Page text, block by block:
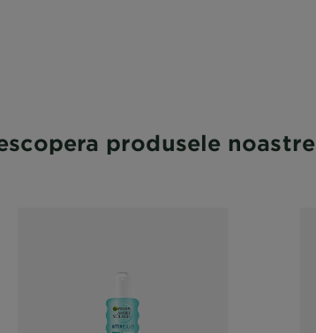
produsele noastre